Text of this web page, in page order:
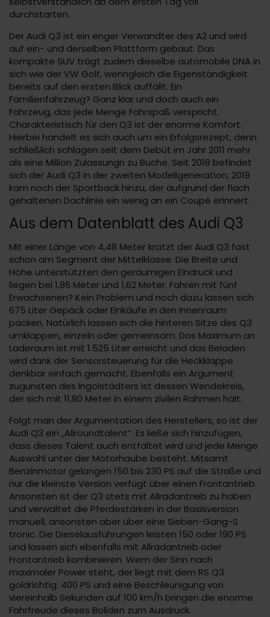
durchstarten.
Der Audi Q3 ist ein enger Verwandter des A2 und wird
auf ein- und derselben Plattform gebaut. Das
kompakte SUV trägt zudem dieselbe automobile DNA in
sich wie der VW Golf, wenngleich die Eigenständigkeit
bereits auf den ersten Blick auffällt. Ein
Familienfahrzeug? Ganz klar und doch auch ein
Fahrzeug, das jede Menge Fahrspaß verspricht.
Charakteristisch für den Q3 ist der enorme Komfort.
Hierbei handelt es sich auch um ein Erfolgsrezept, denn
schließlich schlagen seit dem Debüt im Jahr 2011 mehr
als eine Million Zulassungn zu Buche. Seit 2018 befindet
sich der Audi Q3 in der zweiten Modellgeneration, 2019
kam noch der Sportback hinzu, der aufgrund der flach
gehaltenen Dachlinie ein wenig an ein Coupé erinnert.
Aus dem Datenblatt des Audi Q3
Mit einer Länge von 4,48 Meter kratzt der Audi Q3 fast
schon am Segment der Mittelklasse. Die Breite und
Höhe unterstützten den geräumigen Eindruck und
liegen bei 1,86 Meter und 1,62 Meter. Fahren mit fünf
Erwachsenen? Kein Problem und noch dazu lassen sich
675 Liter Gepäck oder Einkäufe in den Innenraum
packen. Natürlich lassen sich die hinteren Sitze des Q3
umklappen, einzeln oder gemeinsam. Das Maximum an
Laderaum ist mit 1.525 Liter erreicht und das Beladen
wird dank der Sensorsteuerung für die Heckklappe
denkbar einfach gemacht. Ebenfalls ein Argument
zugunsten des Ingolstädters ist dessen Wendekreis,
der sich mit 11,80 Meter in einem zivilen Rahmen hält.
Folgt man der Argumentation des Herstellers, so ist der
Audi Q3 ein „Allroundtalent“. Es ließe sich hinzufügen,
dass dieses Talent auch entfaltet wird und jede Menge
Auswahl unter der Motorhaube besteht. Mitsamt
Benzinmotor gelangen 150 bis 230 PS auf die Straße und
nur die kleinste Version verfügt über einen Frontantrieb.
Ansonsten ist der Q3 stets mit Allradantrieb zu haben
und verwaltet die Pferdestärken in der Basisversion
manuell, ansonsten aber über eine Sieben-Gang-S
tronic. Die Dieselausführungen leisten 150 oder 190 PS
und lassen sich ebenfalls mit Allradantrieb oder
Frontantrieb kombinieren. Wem der Sinn nach
maximaler Power steht, der liegt mit dem RS Q3
goldrichtig: 400 PS und eine Beschleunigung von
viereinhalb Sekunden auf 100 km/h bringen die enorme
Fahrfreude dieses Boliden zum Ausdruck.